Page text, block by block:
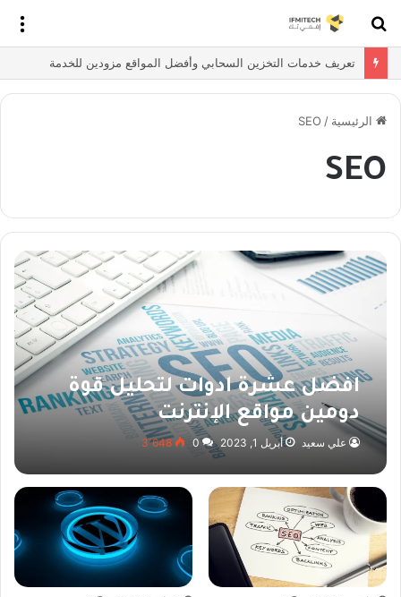
بحث
عن
تعريف خدمات التخزين السحابي وأفضل المواقع مزودين للخدمة
الرئيسية /
SEO
SEO
أفضل عشرة أدوات لتحليل قوة
دومين مواقع الإنترنت
علي سعيد أبريل 1, 2023 0 3٬648